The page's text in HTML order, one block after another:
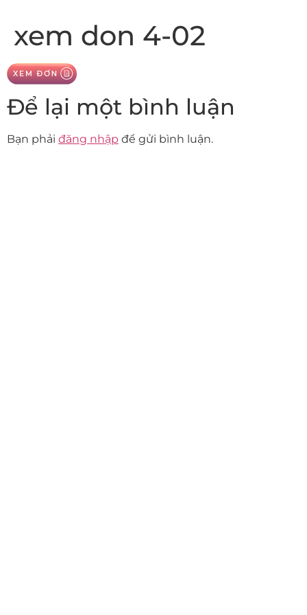
xem don 4-02
Để lại một bình luận
Bạn phải đăng nhập để gửi bình luận.